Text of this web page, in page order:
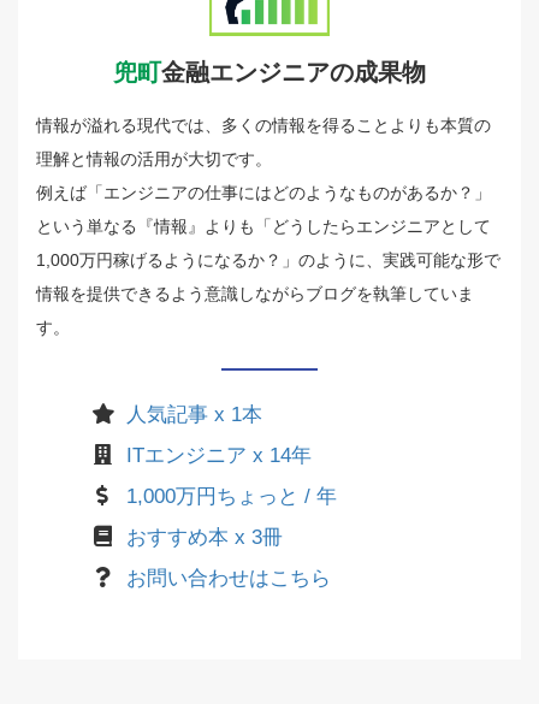
兜町金融エンジニアの成果物
情報が溢れる現代では、多くの情報を得ることよりも本質の
理解と情報の活用が大切です。
例えば「エンジニアの仕事にはどのようなものがあるか？」
という単なる『情報』よりも「どうしたらエンジニアとして
1,000万円稼げるようになるか？」のように、実践可能な形で
情報を提供できるよう意識しながらブログを執筆していま
す。
人気記事 x 1本
ITエンジニア x 14年
1,000万円ちょっと / 年
おすすめ本 x 3冊
お問い合わせはこちら